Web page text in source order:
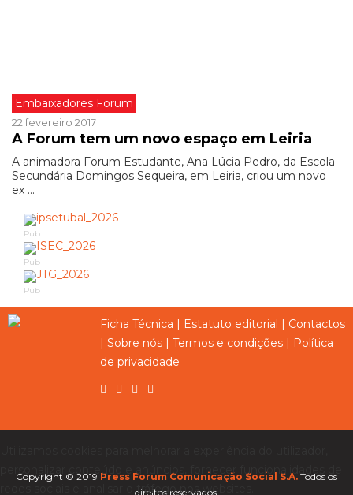
Embaixadores Forum
22 fevereiro 2017
A Forum tem um novo espaço em Leiria
A animadora Forum Estudante, Ana Lúcia Pedro, da Escola
Secundária Domingos Sequeira, em Leiria, criou um novo
ex ...
Pub
Pub
Pub
Ficha Técnica | Estatuto editorial | Contactos
| Sobre nós | Termos e condições | Política
de privacidade
Copyright © 2019 Press Forum Comunicação Social S.A. Todos os
direitos reservados.
personalizar conteúdo e anúncios, fornecer funcionalidades de
redes sociais e analisar o tráfego nos websites.